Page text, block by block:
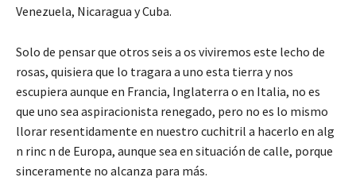
Venezuela, Nicaragua y Cuba.
Solo de pensar que otros seis a os viviremos este lecho de
rosas, quisiera que lo tragara a uno esta tierra y nos
escupiera aunque en Francia, Inglaterra o en Italia, no es
que uno sea aspiracionista renegado, pero no es lo mismo
llorar resentidamente en nuestro cuchitril a hacerlo en alg
n rinc n de Europa, aunque sea en situación de calle, porque
sinceramente no alcanza para más.